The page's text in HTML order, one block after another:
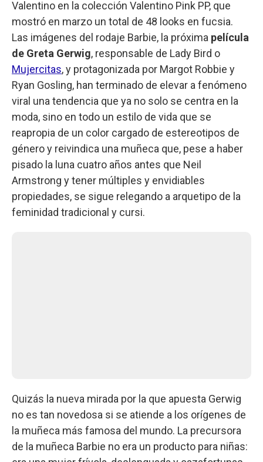
Valentino en la colección Valentino Pink PP, que
mostró en marzo un total de 48 looks en fucsia.
Las imágenes del rodaje Barbie, la próxima película
de Greta Gerwig, responsable de Lady Bird o
Mujercitas, y protagonizada por Margot Robbie y
Ryan Gosling, han terminado de elevar a fenómeno
viral una tendencia que ya no solo se centra en la
moda, sino en todo un estilo de vida que se
reapropia de un color cargado de estereotipos de
género y reivindica una muñeca que, pese a haber
pisado la luna cuatro años antes que Neil
Armstrong y tener múltiples y envidiables
propiedades, se sigue relegando a arquetipo de la
feminidad tradicional y cursi.
Quizás la nueva mirada por la que apuesta Gerwig
no es tan novedosa si se atiende a los orígenes de
la muñeca más famosa del mundo. La precursora
de la muñeca Barbie no era un producto para niñas: